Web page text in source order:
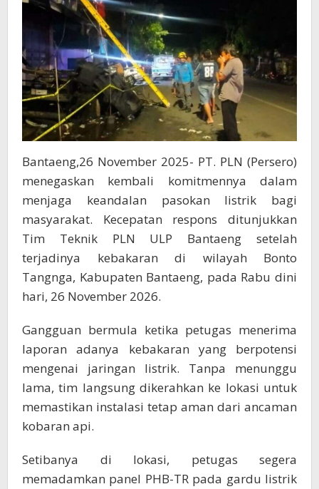
Bantaeng,26 November 2025- PT. PLN (Persero)
menegaskan kembali komitmennya dalam
menjaga keandalan pasokan listrik bagi
masyarakat. Kecepatan respons ditunjukkan
Tim Teknik PLN ULP Bantaeng setelah
terjadinya kebakaran di wilayah Bonto
Tangnga, Kabupaten Bantaeng, pada Rabu dini
hari, 26 November 2026.
Gangguan bermula ketika petugas menerima
laporan adanya kebakaran yang berpotensi
mengenai jaringan listrik. Tanpa menunggu
lama, tim langsung dikerahkan ke lokasi untuk
memastikan instalasi tetap aman dari ancaman
kobaran api.
Setibanya di lokasi, petugas segera
memadamkan panel PHB-TR pada gardu listrik